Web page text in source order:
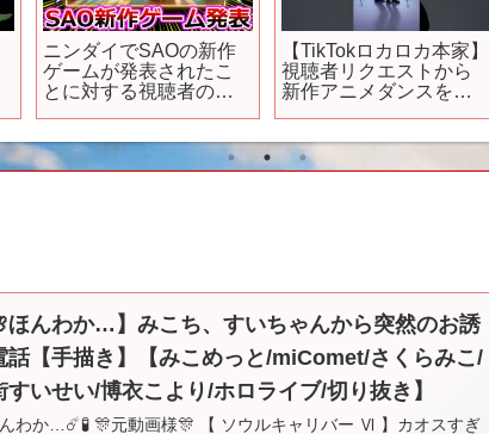
ニンダイでSAOの新作
ゲームが発表されたこ
とに対する視聴者の反
リーム】
【TikTokロカロカ本家】
視聴者リクエストから
新作アニメダンスを作
ほんわか…】みこち、すいちゃんから突然のお誘
話【手描き】【みこめっと/miComet/さくらみこ/
すいせい/博衣こより/ホロライブ/切り抜き】
わか…☄️🧪 🎊元動画様🎊 【 ソウルキャリバー Ⅵ 】カオスすぎ